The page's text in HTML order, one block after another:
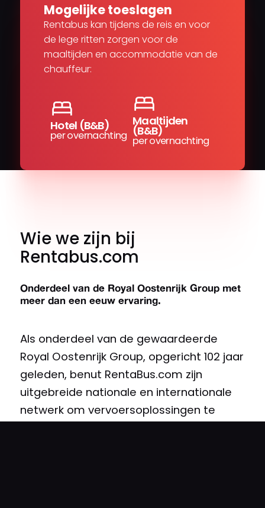
Mogelijke toeslagen
Rentabus kan tijdens de reis en voor
de lege ritten zorgen voor de
maaltijden en accommodatie van de
chauffeur:
Hotel (B&B)
per overnachting
Maaltijden
(B&B)
per overnachting
Wie we zijn bij
Rentabus.com
Onderdeel van de Royal Oostenrijk Group met
meer dan een eeuw ervaring.
Als onderdeel van de gewaardeerde
Royal Oostenrijk Group, opgericht 102 jaar
geleden, benut RentaBus.com zijn
uitgebreide nationale en internationale
netwerk om vervoersoplossingen te